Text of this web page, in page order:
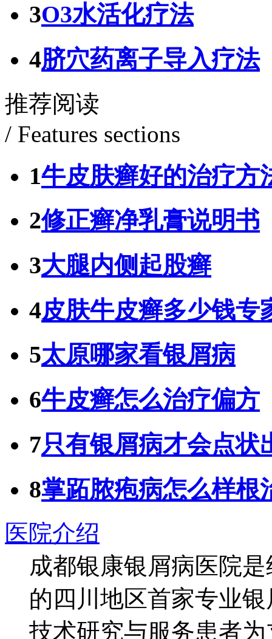
3O3水活化疗法
4脐穴药离子导入疗法
推荐阅读
/ Features sections
1牛皮肤癣好的治疗方
2修正癣净乳膏说明书
3大腿内侧起股癣
4皮肤牛皮癣多少钱专
5太原哪家看银屑病
6牛皮癣怎么治疗偏方
7只有银屑病才会点状
8掌跖脓疱病怎么样根
医院介绍
成都银康银屑病医院
的四川地区首家专业
技术研究与服务患者